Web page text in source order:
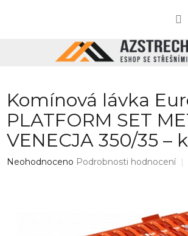
Komínová lávka
PLATFORM SET
VENECJA 350/35 –
Průměrné
Neohodnoceno Podrobnosti hodnocení